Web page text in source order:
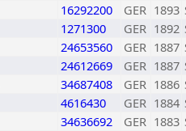
16292200 GER 1893
1271300 GER 1892
24653560 GER 1887
24612669 GER 1887
34687408 GER 1886
4616430 GER 1884
34636692 GER 1883